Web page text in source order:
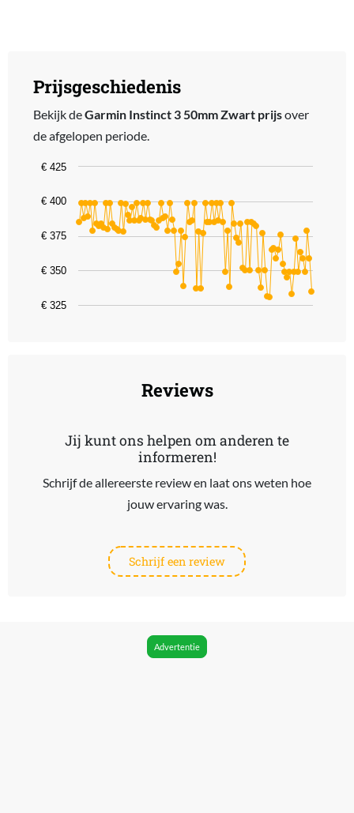
Prijsgeschiedenis
Bekijk deGarmin Instinct 3 50mm Zwart prijsover
de afgelopen periode.
Chart
Line chart with 106 data points.
The chart has 1 X axis displaying categories.
The chart has 1 Y axis displaying values. Data ranges from 331 to
€ 325
€ 350
€ 375
€ 400
€ 425
Reviews
Jij kunt ons helpen om anderen te
informeren!
Schrijf de allereerste review en laat ons weten hoe
jouw ervaring was.
Schrijf een review
Advertentie